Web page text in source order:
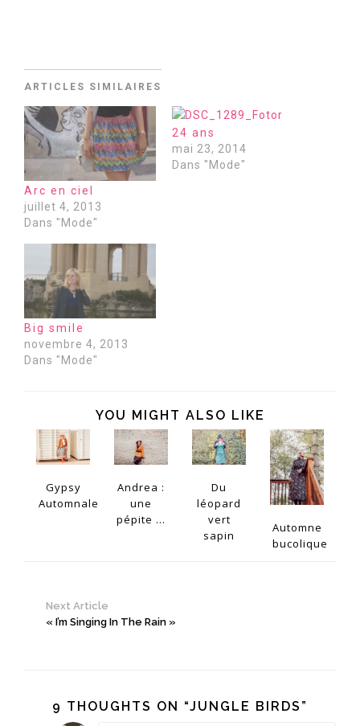
ARTICLES SIMILAIRES
Arc en ciel
juillet 4, 2013
Dans "Mode"
24 ans
mai 23, 2014
Dans "Mode"
Big smile
novembre 4, 2013
Dans "Mode"
YOU MIGHT ALSO LIKE
Gypsy
Automnale
Andrea :
une
pépite ...
Du
léopard
vert
sapin
Automne
bucolique
Next Article
« I’m Singing In The Rain »
9 THOUGHTS ON “JUNGLE BIRDS”